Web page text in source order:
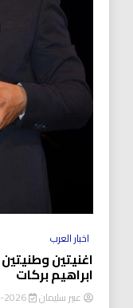
اخبار العرب
اغنيتين
ابراهيم بركات
عبير سليمان 2026-08-06